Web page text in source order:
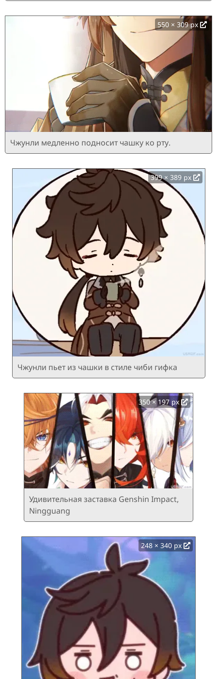
550 × 309 px
Чжунли медленно подносит чашку ко рту.
399 × 389 px
Чжунли пьет из чашки в стиле чиби гифка
350 × 197 px
Удивительная заставка Genshin Impact,
Ningguang
248 × 340 px